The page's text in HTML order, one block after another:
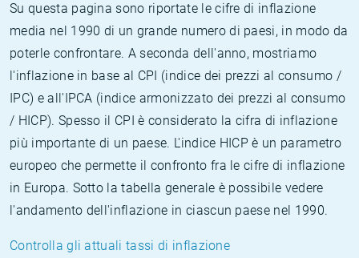
Su questa pagina sono riportate le cifre di inflazione
media nel 1990 di un grande numero di paesi, in modo da
poterle confrontare. A seconda dell'anno, mostriamo
l'inflazione in base al CPI (indice dei prezzi al consumo /
IPC) e all'IPCA (indice armonizzato dei prezzi al consumo
/ HICP). Spesso il CPI è considerato la cifra di inflazione
più importante di un paese. L'indice HICP è un parametro
europeo che permette il confronto fra le cifre di inflazione
in Europa. Sotto la tabella generale è possibile vedere
l'andamento dell'inflazione in ciascun paese nel 1990.
Controlla gli attuali tassi di inflazione